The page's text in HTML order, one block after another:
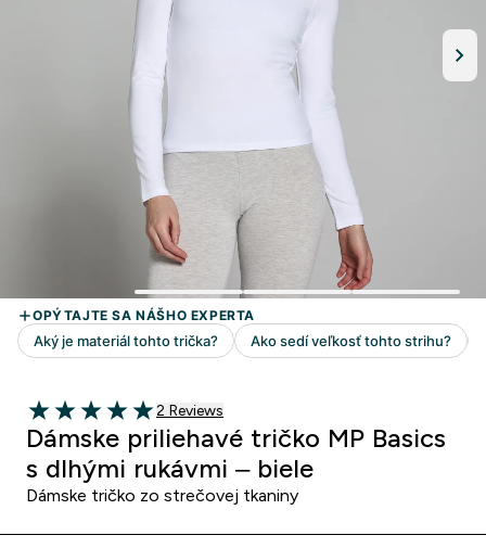
5 out of 5 stars
2 customer reviews
2 Reviews
Dámske priliehavé tričko MP Basics
s dlhými rukávmi – biele
Dámske tričko zo strečovej tkaniny